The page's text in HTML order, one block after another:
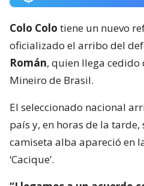
Colo Colo tiene un nuevo
oficializado el arribo del
Román, quien llega cedido
Mineiro de Brasil.
El seleccionado nacional
país y, en horas de la tarde,
camiseta alba apareció en
‘Cacique’.